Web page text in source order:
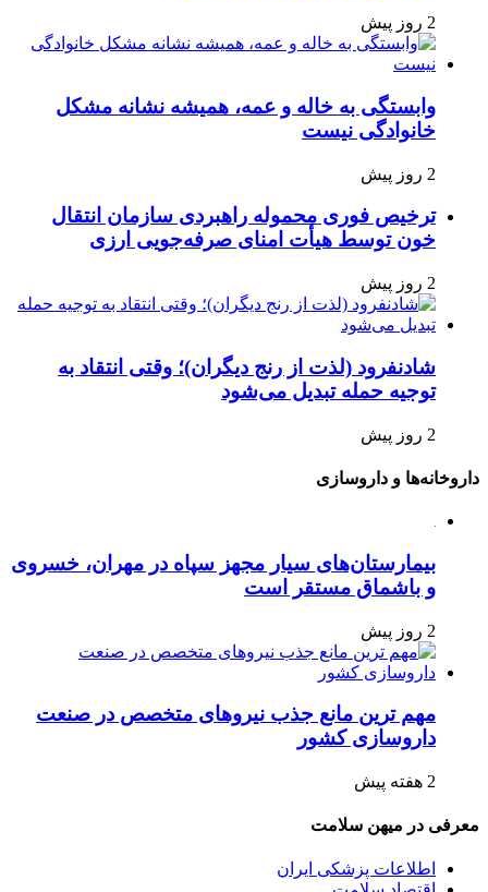
2 روز پیش
وابستگی به خاله و عمه، همیشه نشانه مشکل
خانوادگی نیست
2 روز پیش
ترخیص فوری محموله راهبردی سازمان انتقال
خون توسط هیأت امنای صرفه‌جویی ارزی
2 روز پیش
شادنفرود (لذت از رنج دیگران)؛ وقتی انتقاد به
توجیه حمله تبدیل می‌شود
2 روز پیش
داروخانه‌ها و داروسازی
بیمارستان‌های سیار مجهز سپاه در مهران، خسروی
و باشماق مستقر است
2 روز پیش
مهم ترین مانع جذب نیروهای متخصص در صنعت
داروسازی کشور
2 هفته پیش
معرفی در میهن سلامت
اطلاعات پزشکی ایران